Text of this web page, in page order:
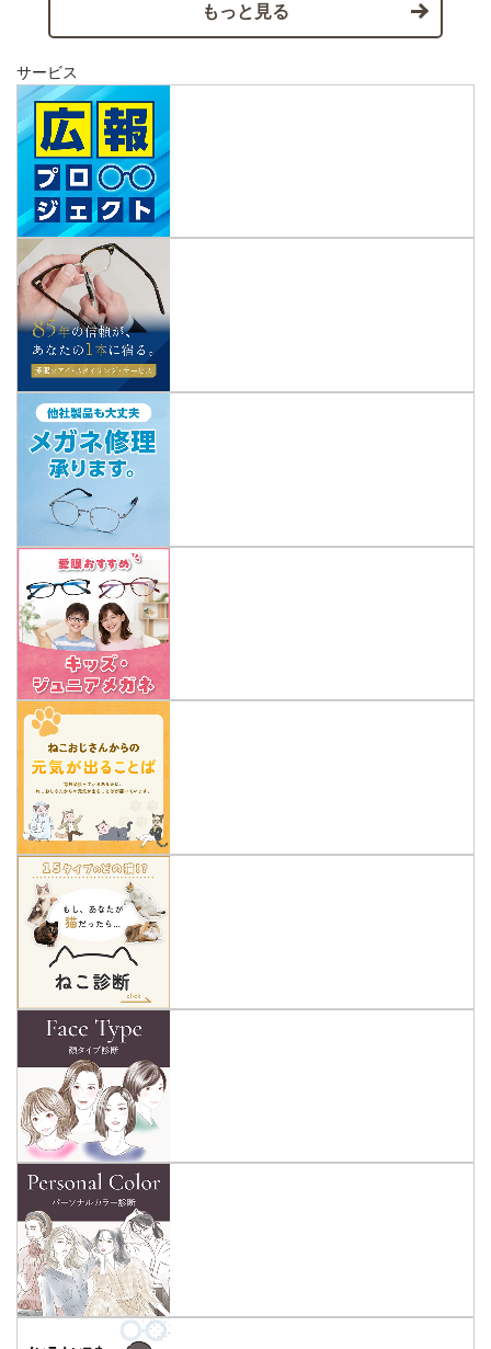
もっと見る
サービス